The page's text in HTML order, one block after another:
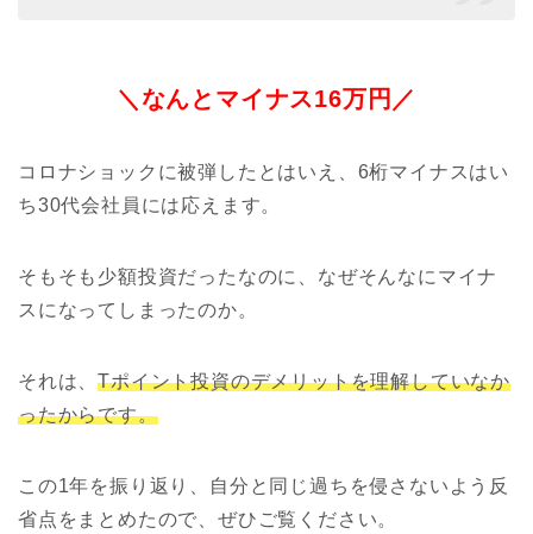
＼なんとマイナス16万円／
コロナショックに被弾したとはいえ、6桁マイナスはい
ち30代会社員には応えます。
そもそも少額投資だったなのに、なぜそんなにマイナ
スになってしまったのか。
それは、Tポイント投資のデメリットを理解していなか
ったからです。
この1年を振り返り、自分と同じ過ちを侵さないよう反
省点をまとめたので、ぜひご覧ください。